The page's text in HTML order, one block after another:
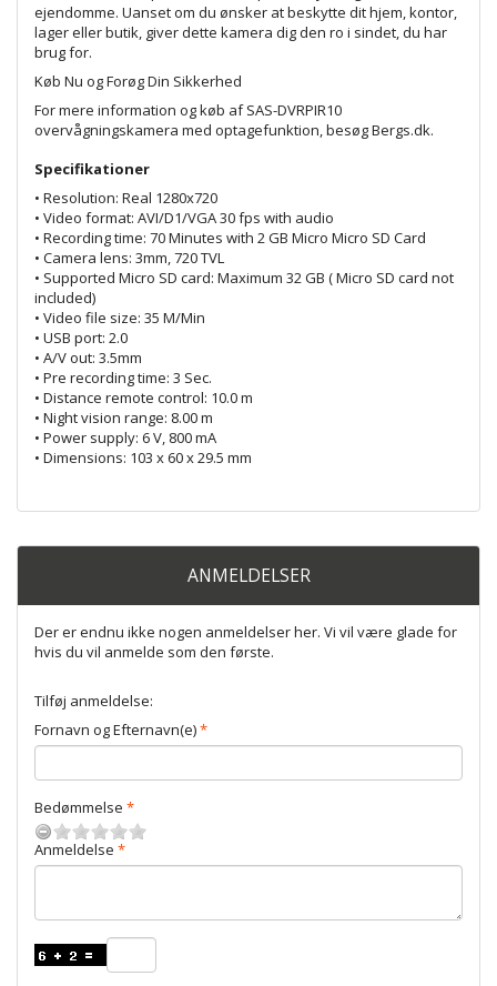
ejendomme. Uanset om du ønsker at beskytte dit hjem, kontor,
lager eller butik, giver dette kamera dig den ro i sindet, du har
brug for.
Køb Nu og Forøg Din Sikkerhed
For mere information og køb af SAS-DVRPIR10
overvågningskamera med optagefunktion, besøgBergs.dk.
Specifikationer
• Resolution: Real 1280x720
• Video format: AVI/D1/VGA 30 fps with audio
• Recording time: 70 Minutes with 2 GB Micro Micro SD Card
• Camera lens: 3mm, 720 TVL
• Supported Micro SD card: Maximum 32 GB ( Micro SD card not
included)
• Video file size: 35 M/Min
• USB port: 2.0
• A/V out: 3.5mm
• Pre recording time: 3 Sec.
• Distance remote control: 10.0 m
• Night vision range: 8.00 m
• Power supply: 6 V, 800 mA
• Dimensions: 103 x 60 x 29.5 mm
ANMELDELSER
Der er endnu ikke nogen anmeldelser her. Vi vil være glade for
hvis du vil anmelde som den første.
Tilføj anmeldelse:
Fornavn og Efternavn(e)
Bedømmelse
Anmeldelse